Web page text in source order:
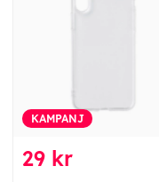
KAMPANJ
29 kr